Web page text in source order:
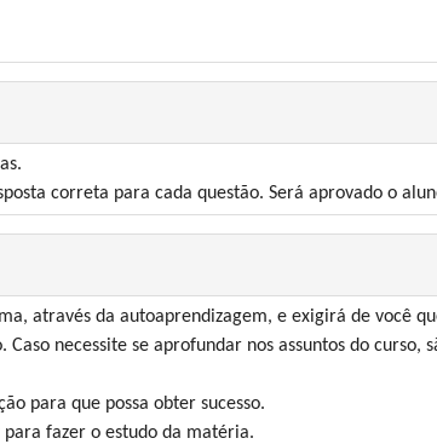
correta para cada questão. Será aprovado o
através da autoaprendizagem, e exigirá de você
necessite se aprofundar nos assuntos do
para que possa obter sucesso.
fazer o estudo da matéria.